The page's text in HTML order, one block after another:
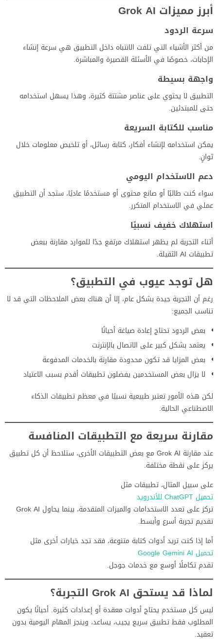
أبرز مميزات Grok AI
سرعة الردود
من أكثر الأشياء التي تلفت الانتباه داخل التطبيق هي سرعة إنشاء
الإجابات، خصوصًا في الأسئلة القصيرة والمباشرة.
واجهة بسيطة
التطبيق لا يحتوي على عناصر مشتتة كثيرة، وهذا يسهل استخدامه
حتى للمبتدئين.
مناسب للكتابة السريعة
يمكن استخدامه لإنشاء أفكار، كتابة رسائل، أو تلخيص معلومات خلال
ثوانٍ.
دعم الاستخدام اليومي
سواء كنت طالبًا أو صانع محتوى أو مستخدمًا عاديًا، ستجد أن التطبيق
عملي في الاستخدام المتكرر.
استهلاك خفيف نسبيًا
أثناء التجربة لم يظهر استهلاك مرتفع جدًا للموارد مقارنة ببعض
تطبيقات AI الثقيلة.
هل توجد عيوب في التطبيق؟
رغم أن التجربة جيدة بشكل عام، إلا أن هناك بعض الملاحظات التي قد لا
تناسب الجميع:
بعض الردود تحتاج إعادة صياغة أحيانًا
يعتمد بشكل كبير على الاتصال بالإنترنت
بعض المزايا قد تكون محدودة مقارنة بالخدمات المدفوعة
لا يزال بعض المستخدمين يفضلون تطبيقات أقدم بسبب الاعتياد
لكن هذه الأمور تعتبر طبيعية نسبيًا في معظم تطبيقات الذكاء
الاصطناعي الحالية.
مقارنة سريعة مع التطبيقات المنافسة
عند مقارنة Grok AI مع بعض التطبيقات الأخرى، ستلاحظ أن كل تطبيق
يركز على نقطة مختلفة.
على سبيل المثال، تطبيقات مثل
تحميل ChatGPT للأندرويد
تركز على تعدد الاستخدامات والميزات المتقدمة، بينما يحاول Grok AI
تقديم تجربة أسرع وأبسط.
أما إذا كنت تريد أدوات كتابة متنوعة، فقد تجد خيارات أخرى مثل
تحميل Google Gemini AI
تقدم تكاملًا أوسع مع خدمات جوجل.
لماذا قد يستحق Grok AI التجربة؟
ليس كل مستخدم يحتاج أدوات معقدة أو إعدادات كثيرة. أحيانًا يكون
المطلوب فقط تطبيق سريع يجيب، يساعد، وينجز المهام اليومية بدون
تعقيد.